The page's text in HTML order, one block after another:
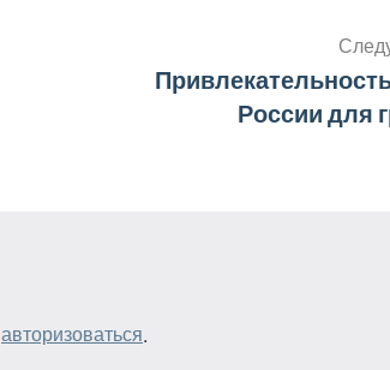
России для
авторизоваться